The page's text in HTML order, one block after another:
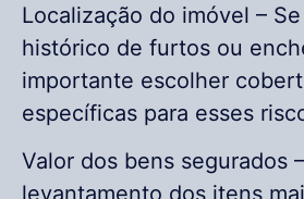
Localização do imóvel –
histórico de furtos ou
importante escolher
específicas para esses
Valor dos bens segurados
levantamento dos itens